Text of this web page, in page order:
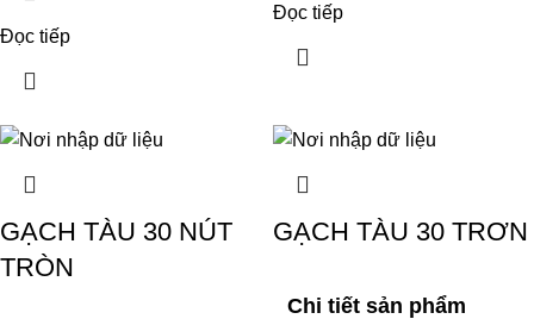
Đọc tiếp
Đọc tiếp
GẠCH TÀU 30 NÚT
TRÒN
GẠCH TÀU 30 TRƠN
Chi tiết sản phẩm